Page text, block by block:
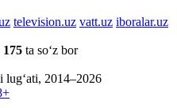
television.uz vatt.uz iboralar.uz
175 ta so‘z bor
2014–2026